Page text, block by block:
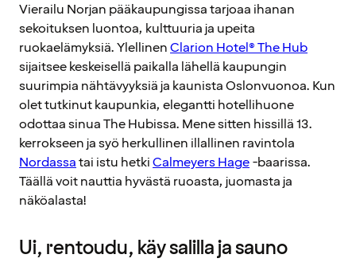
Vierailu Norjan pääkaupungissa tarjoaa ihanan
sekoituksen luontoa, kulttuuria ja upeita
ruokaelämyksiä. YlellinenClarion Hotel® The Hub
sijaitsee keskeisellä paikalla lähellä kaupungin
suurimpia nähtävyyksiä ja kaunista Oslonvuonoa. Kun
olet tutkinut kaupunkia, elegantti hotellihuone
odottaa sinua The Hubissa. Mene sitten hissillä 13.
kerrokseen ja syö herkullinen illallinen ravintola
Nordassatai istu hetkiCalmeyers Hage-baarissa.
Täällä voit nauttia hyvästä ruoasta, juomasta ja
näköalasta!
Ui, rentoudu, käy salilla ja sauno